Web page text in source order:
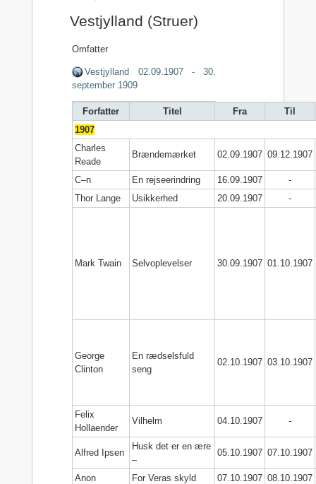
Vestjylland (Struer)
Omfatter
Vestjylland 02.09.1907 - 30.
september 1909
Forfatter Titel Fra
Til
1907
Charles
Reade
Brændemærket 02.09.1907 09.12.1907
C–n En rejseerindring 16.09.1907
-
Thor Lange
Usikkerhed 20.09.1907 -
Mark Twain Selvoplevelser 30.09.1907 01.10.1907
George
Clinton
En rædselsfuld
seng
02.10.1907 03.10.1907
Felix
Hollaender
Vilhelm 04.10.1907 -
Alfred Ipsen
Husk det er en ære
–
05.10.1907 07.10.1907
Anon For Veras skyld 07.10.1907 08.10.1907